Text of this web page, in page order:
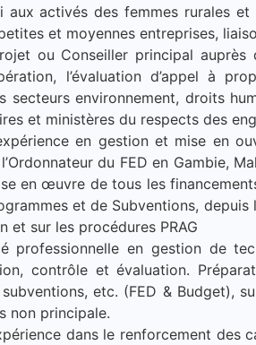
activés des femmes rurales et
et moyennes entreprises,
ou Conseiller principal
l’évaluation d’appel à
secteurs environnement, droits
et ministères du respects des
en gestion et mise en
du FED en Gambie,
en œuvre de tous les
et de Subventions,
et sur les procédures PRAG
professionnelle en gestion de
contrôle et évaluation.
etc. (FED & Budget),
non principale.
dans le renforcement